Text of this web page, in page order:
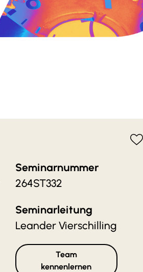
das Herz-Symbol auf den
nach Anmeldung auf der
Seminarnummer
264ST332
Seminarleitung
Leander Vierschilling
Team
kennenlernen